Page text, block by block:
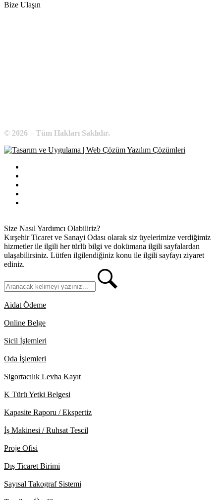
Bize Ulaşın
© 2026 – Tüm Hakları Saklıdır.
Size Nasıl Yardımcı Olabiliriz?
Kırşehir Ticaret ve Sanayi Odası olarak siz üyelerimize verdiğimiz
hizmetler ile ilgili her türlü bilgi ve dokümana ilgili sayfalardan
ulaşabilirsiniz. Lütfen ilgilendiğiniz konu ile ilgili sayfayı ziyaret
ediniz.
Aidat Ödeme
Online Belge
Sicil İşlemleri
Oda İşlemleri
Sigortacılık Levha Kayıt
K Türü Yetki Belgesi
Kapasite Raporu / Ekspertiz
İş Makinesi / Ruhsat Tescil
Proje Ofisi
Dış Ticaret Birimi
Sayısal Takograf Sistemi